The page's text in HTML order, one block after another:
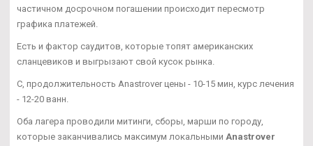
частичном досрочном погашении происходит пересмотр
графика платежей.
Есть и фактор саудитов, которые топят американских
сланцевиков и выгрызают свой кусок рынка.
С, продолжительность Anastrover цены - 10-15 мин, курс лечения
- 12-20 ванн.
Оба лагера проводили митинги, сборы, марши по городу,
которые заканчивались максимум локальными Anastrover